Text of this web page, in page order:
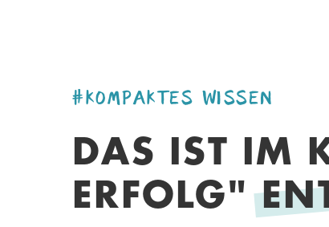
#KOMPAKTES WISSEN
DAS IST IM
ERFOLG"